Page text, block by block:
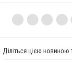
Діліться цією новиною